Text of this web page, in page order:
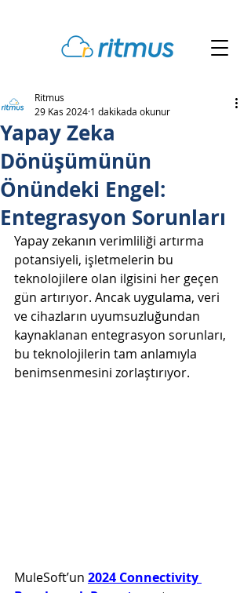
Yapay Zeka
Dönüşümünün
Önündeki Engel:
Entegrasyon Sorunları
Ritmus
29 Kas 2024 1 dakikada okunur
Yapay zekanın verimliliği artırma
potansiyeli, işletmelerin bu
teknolojilere olan ilgisini her geçen
gün artırıyor. Ancak uygulama, veri
ve cihazların uyumsuzluğundan
kaynaklanan entegrasyon sorunları,
bu teknolojilerin tam anlamıyla
benimsenmesini zorlaştırıyor.
MuleSoft’un 2024 Connectivity